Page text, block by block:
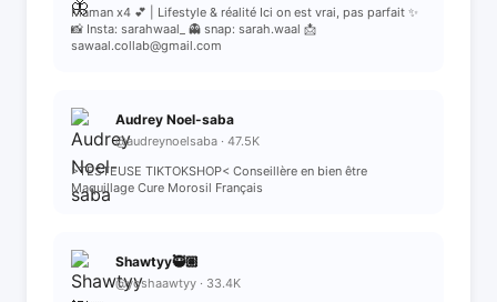
Maman x4 💕 | Lifestyle & réalité Ici on est vrai, pas parfait ✨
📸 Insta: sarahwaal_ 👻 snap: sarah.waal 📩
sawaal.collab@gmail.com
Audrey Noel-saba
@audreynoelsaba · 47.5K
>TESTEUSE TIKTOKSHOP< Conseillère en bien être
Maquillage Cure Morosil Français
Shawtyy🥷🏽
@yoshaawtyy · 33.4K